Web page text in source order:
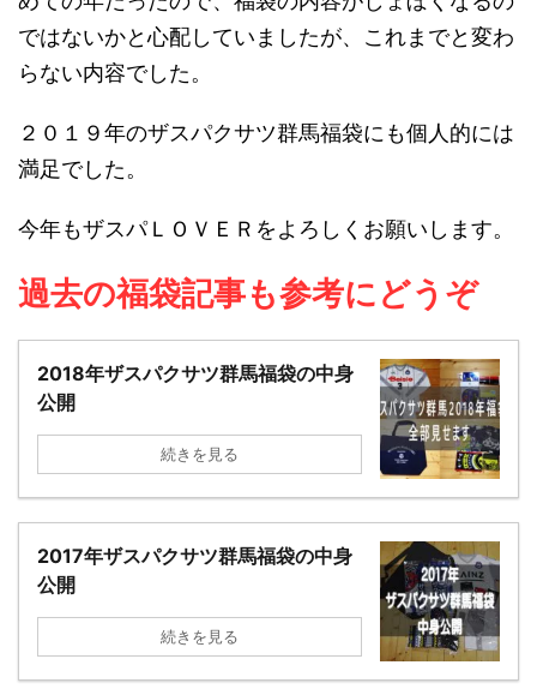
ではないかと心配していましたが、これまでと変わ
らない内容でした。
２０１９年のザスパクサツ群馬福袋にも個人的には
満足でした。
今年もザスパＬＯＶＥＲをよろしくお願いします。
過去の福袋記事も参考にどうぞ
2018年ザスパクサツ群馬福袋の中身
公開
続きを見る
2017年ザスパクサツ群馬福袋の中身
公開
続きを見る